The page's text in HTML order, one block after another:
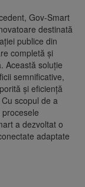
Gov-Smart
destinată
publice din
completă și
Această soluție
semnificative,
și eficiență
scopul de a
a dezvoltat o
adaptate